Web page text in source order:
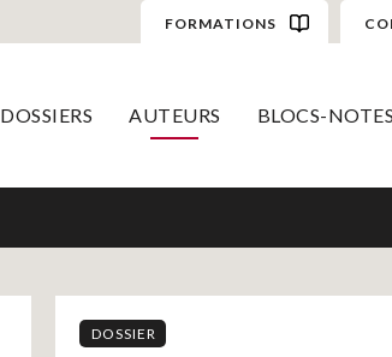
FORMATIONS
DOSSIERS AUTEURS BLOCS-NOTES
DOSSIER